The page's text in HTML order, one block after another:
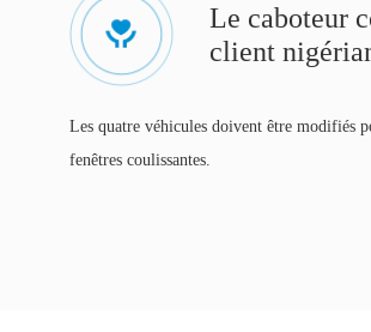
Le caboteur
client
Les quatre véhicules doivent être modifiés
fenêtres coulissantes.